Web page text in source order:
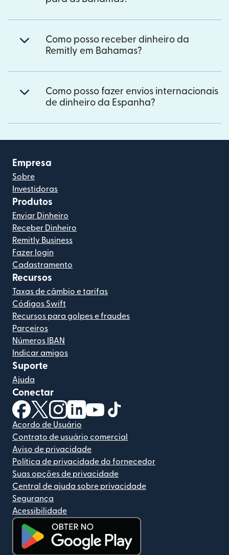
Como posso receber dinheiro da
Remitly em Bahamas?
Como posso fazer envios internacionais
de dinheiro da Espanha?
Empresa
Sobre
Investidoras
Produtos
Enviar Dinheiro
Receber Dinheiro
Remitly Business
Fazer login
Cadastramento
Recursos
Taxas de câmbio e tarifas
Códigos Swift
Recursos para golpes e fraudes
Parceiros
Números IBAN
Indicar amigos
Suporte
Ajuda
Conectar
(abre em uma nova janela)
(abre em uma nova janela)
(abre em uma nova janela)
(abre em uma nova janela)
(abre em uma nova janela)
Acordo de Usuário
Contrato de usuário comercial
Aviso de privacidade
Política de privacidade do fornecedor
Suas opções de privacidade
Central de ajuda sobre privacidade
Segurança
Acessibilidade